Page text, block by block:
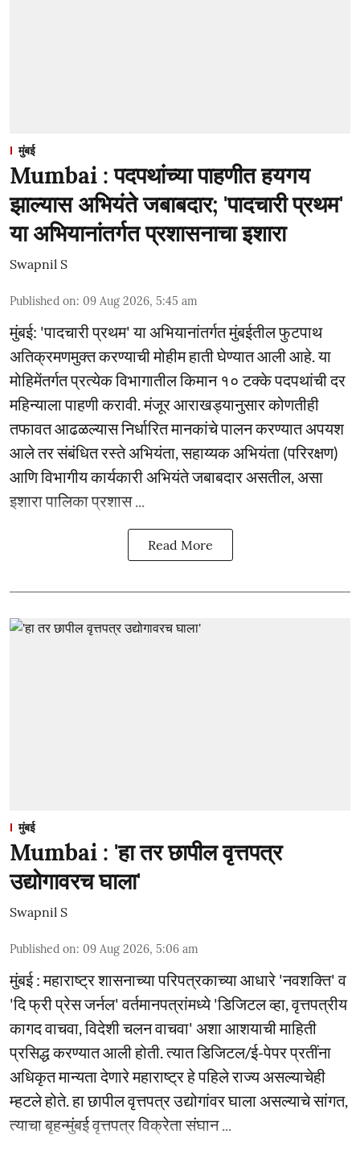
मुंबई
Mumbai : पदपथांच्या पाहणीत हयगय
झाल्यास अभियंते जबाबदार; 'पादचारी प्रथम'
या अभियानांतर्गत प्रशासनाचा इशारा
Swapnil S
Published on: 09 Aug 2026, 5:45 am
मुंबई: 'पादचारी प्रथम' या अभियानांतर्गत मुंबईतील फुटपाथ
अतिक्रमणमुक्त करण्याची मोहीम हाती घेण्यात आली आहे. या
मोहिमेंतर्गत प्रत्येक विभागातील किमान १० टक्के पदपथांची दर
महिन्याला पाहणी करावी. मंजूर आराखड्यानुसार कोणतीही
तफावत आढळल्यास निर्धारित मानकांचे पालन करण्यात अपयश
आले तर संबंधित रस्ते अभियंता, सहाय्यक अभियंता (परिरक्षण)
आणि विभागीय कार्यकारी अभियंते जबाबदार असतील, असा
इशारा पालिका प्रशास ...
Read More
मुंबई
Mumbai : 'हा तर छापील वृत्तपत्र
उद्योगावरच घाला'
Swapnil S
Published on: 09 Aug 2026, 5:06 am
मुंबई : महाराष्ट्र शासनाच्या परिपत्रकाच्या आधारे 'नवशक्ति' व
'दि फ्री प्रेस जर्नल' वर्तमानपत्रांमध्ये 'डिजिटल व्हा, वृत्तपत्रीय
कागद वाचवा, विदेशी चलन वाचवा' अशा आशयाची माहिती
प्रसिद्ध करण्यात आली होती. त्यात डिजिटल/ई-पेपर प्रतींना
अधिकृत मान्यता देणारे महाराष्ट्र हे पहिले राज्य असल्याचेही
म्हटले होते. हा छापील वृत्तपत्र उद्योगांवर घाला असल्याचे सांगत,
त्याचा बृहन्मुंबई वृत्तपत्र विक्रेता संघान ...